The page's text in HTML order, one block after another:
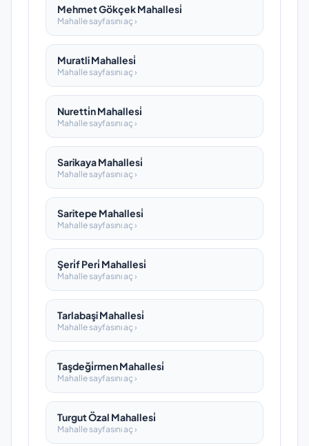
Mehmet Gökçek Mahallesi̇
Mahalle sayfasını aç ›
Muratli Mahallesi̇
Mahalle sayfasını aç ›
Nuretti̇n Mahallesi̇
Mahalle sayfasını aç ›
Sarikaya Mahallesi̇
Mahalle sayfasını aç ›
Saritepe Mahallesi̇
Mahalle sayfasını aç ›
Şeri̇f Peri̇ Mahallesi̇
Mahalle sayfasını aç ›
Tarlabaşi Mahallesi̇
Mahalle sayfasını aç ›
Taşdeği̇rmen Mahallesi̇
Mahalle sayfasını aç ›
Turgut Özal Mahallesi̇
Mahalle sayfasını aç ›